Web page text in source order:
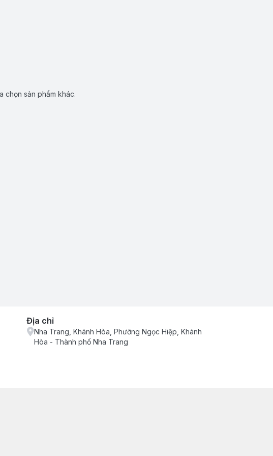
chọn sản phẩm khác.
Địa chỉ
Nha Trang, Khánh Hòa, Phường Ngọc Hiệp, Khánh
Hòa - Thành phố Nha Trang